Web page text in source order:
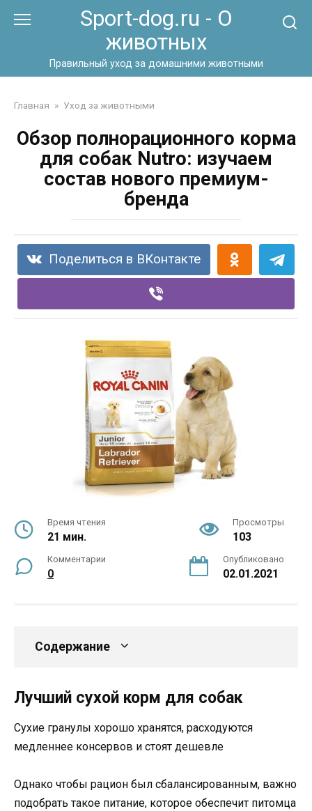
Sport-dog.ru - О
животных
Правильный уход за домашними животными
Главная » Уход за животными
Обзор полнорационного корма
для собак Nutro: изучаем
состав нового премиум-
бренда
Поделиться в ВКонтакте
Время чтения
21 мин.
Просмотры
103
Комментарии
0
Опубликовано
02.01.2021
Содержание
Лучший сухой корм для собак
Сухие гранулы хорошо хранятся, расходуются
медленнее консервов и стоят дешевле
Однако чтобы рацион был сбалансированным, важно
подобрать такое питание, которое обеспечит питомца